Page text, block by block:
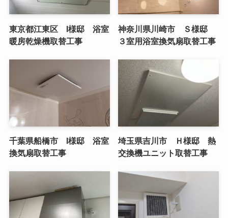
東京都江東区 I様邸 浴室
暖房乾燥機取替工事
神奈川県川崎市 Ｓ様邸
３室用浴室換気扇取替工事
千葉県船橋市 I様邸 浴室
換気扇取替工事
埼玉県吉川市 Ｈ様邸 熱
交換機ユニット取替工事